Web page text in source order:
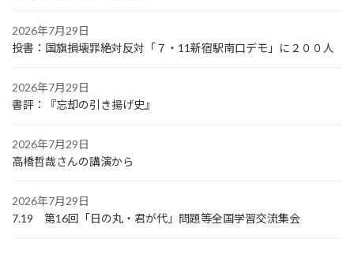
2026年7月29日
投書：国旗損壊罪絶対反対「７・11新宿駅南口デモ」に２００人
2026年7月29日
書評：『忘却の引き揚げ史』
2026年7月29日
高橋哲哉さんの講演から
2026年7月29日
7.19 第16回「日の丸・君が代」問題等全国学習交流集会